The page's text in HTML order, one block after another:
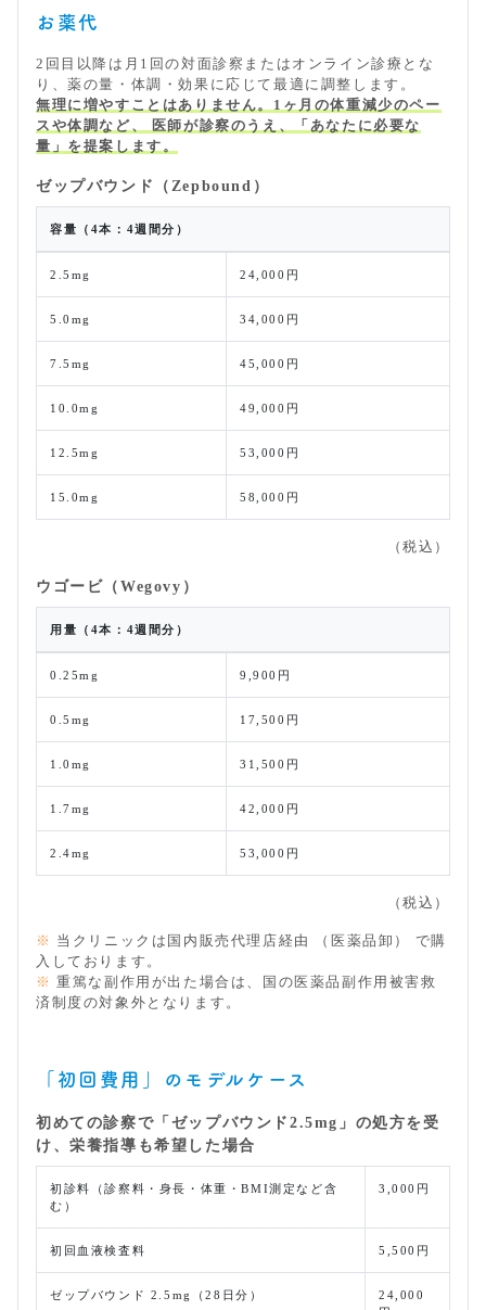
お薬代
2回目以降は月1回の対面診察またはオンライン診療とな
り、薬の量・体調・効果に応じて最適に調整します。
無理に増やすことはありません。1ヶ月の体重減少のペー
スや体調など、 医師が診察のうえ、「あなたに必要な
量」を提案します。
ゼップバウンド（Zepbound）
容量（4本：4週間分）
2.5mg 24,000円
5.0mg 34,000円
7.5mg 45,000円
10.0mg 49,000円
12.5mg 53,000円
15.0mg 58,000円
（税込）
ウゴービ（Wegovy）
用量（4本：4週間分）
0.25mg 9,900円
0.5mg 17,500円
1.0mg 31,500円
1.7mg 42,000円
2.4mg 53,000円
（税込）
※
当クリニックは国内販売代理店経由 （医薬品卸） で購
入しております。
※ 重篤な副作用が出た場合は、国の医薬品副作用被害救
済制度の対象外となります。
「初回費用」のモデルケース
初めての診察で「ゼップバウンド2.5mg」の処方を受
け、栄養指導も希望した場合
初診料（診察料・身長・体重・BMI測定など含
む）
3,000円
初回血液検査料 5,500円
ゼップバウンド 2.5mg（28日分）
24,000